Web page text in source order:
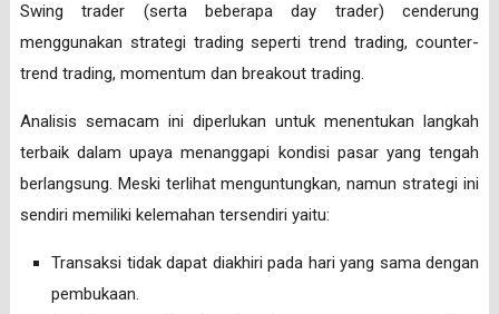
Swing trader (serta beberapa day trader) cenderung
menggunakan strategi trading seperti trend trading, counter-
trend trading, momentum dan breakout trading.
Analisis semacam ini diperlukan untuk menentukan langkah
terbaik dalam upaya menanggapi kondisi pasar yang tengah
berlangsung. Meski terlihat menguntungkan, namun strategi ini
sendiri memiliki kelemahan tersendiri yaitu:
Transaksi tidak dapat diakhiri pada hari yang sama dengan
pembukaan.